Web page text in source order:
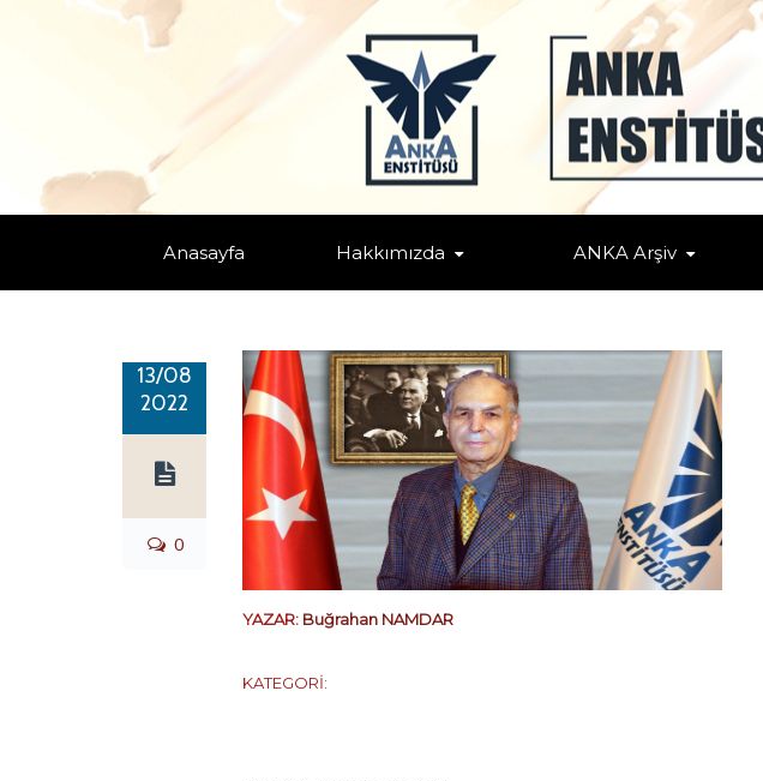
Anasayfa Hakkımızda ANKA Arşiv
PROF. DR. D. ALI ERCAN
13/08
2022
0
YAZAR: Buğrahan NAMDAR
KATEGORİ: